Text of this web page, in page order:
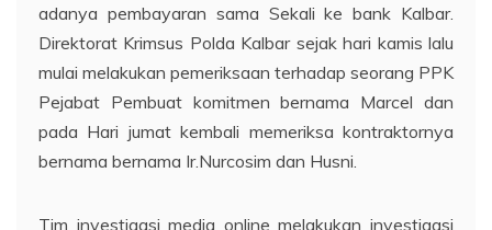
adanya pembayaran sama Sekali ke bank Kalbar.
Direktorat Krimsus Polda Kalbar sejak hari kamis lalu
mulai melakukan pemeriksaan terhadap seorang PPK
Pejabat Pembuat komitmen bernama Marcel dan
pada Hari jumat kembali memeriksa kontraktornya
bernama bernama Ir.Nurcosim dan Husni.
Tim investigasi media online melakukan investigasi